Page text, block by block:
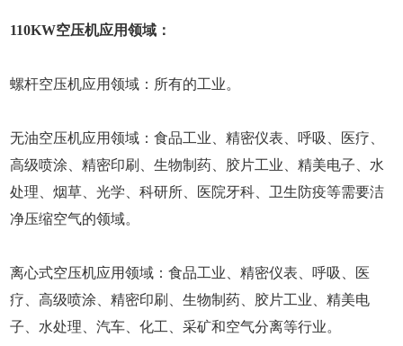
110KW空压机应用领域：
螺杆空压机应用领域：所有的工业。
无油空压机应用领域：食品工业、精密仪表、呼吸、医疗、
高级喷涂、精密印刷、生物制药、胶片工业、精美电子、水
处理、烟草、光学、科研所、医院牙科、卫生防疫等需要洁
净压缩空气的领域。
离心式空压机应用领域：食品工业、精密仪表、呼吸、医
疗、高级喷涂、精密印刷、生物制药、胶片工业、精美电
子、水处理、汽车、化工、采矿和空气分离等行业。